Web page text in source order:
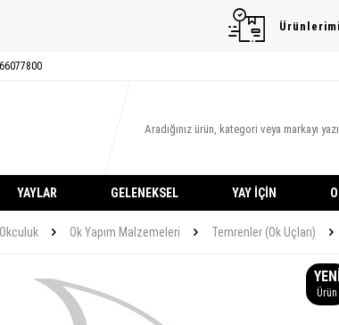
YAYLAR GELENEKSEL YAY İÇIN
Ok Yapım Malzemeleri Temrenler (Ok Uçları)
Ürün